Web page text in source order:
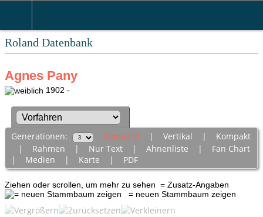
Roland Datenbank
Agnes Pany
1902 -
Generationen: Standard | Vertikal | Kompakt
| Rahmen | Nur Text| Ahnenliste | Fan Chart
| Medien | Karte | PDF
Ziehen oder scrollen, um mehr zu sehen = Zusatz-Angaben
= neuen Stammbaum zeigen